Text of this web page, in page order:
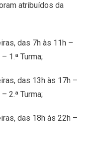
atribuídos da
das 7h às 11h –
1.ª Turma;
das 13h às 17h –
2.ª Turma;
das 18h às 22h –